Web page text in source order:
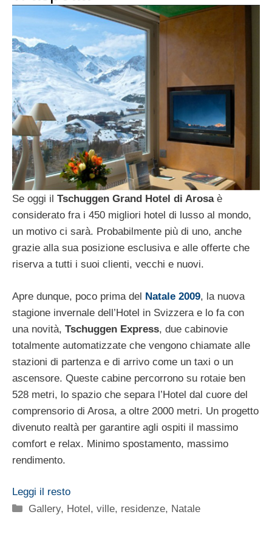
Se oggi il Tschuggen Grand Hotel di Arosaè
considerato fra i 450 migliori hotel di lusso al mondo,
un motivo ci sarà. Probabilmente più di uno, anche
grazie alla sua posizione esclusiva e alle offerte che
riserva a tutti i suoi clienti, vecchi e nuovi.
Apre dunque, poco prima del Natale 2009, la nuova
stagione invernale dell’Hotel in Svizzera e lo fa con
una novità, Tschuggen Express, due cabinovie
totalmente automatizzate che vengono chiamate alle
stazioni di partenza e di arrivo come un taxi o un
ascensore. Queste cabine percorrono su rotaie ben
528 metri, lo spazio che separa l’Hotel dal cuore del
comprensorio di Arosa, a oltre 2000 metri. Un progetto
divenuto realtà per garantire agli ospiti il massimo
comfort e relax. Minimo spostamento, massimo
rendimento.
Leggi il resto
Categorie
Gallery, Hotel, ville, residenze, Natale